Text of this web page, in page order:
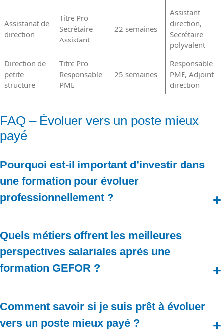
Assistanat de
direction
Titre Pro
Secrétaire
Assistant
22 semaines
Assistant
direction,
Secrétaire
polyvalent
Direction de
petite
structure
Titre Pro
Responsable
PME
25 semaines
Responsable
PME, Adjoint
direction
FAQ – Évoluer vers un poste mieux
payé
Pourquoi est-il important d’investir dans
une formation pour évoluer
professionnellement ?
Selon Pôle Emploi, les salariés ayant suivi une formation voient leur
rémunération augmenter en moyenne de
25 %
Les formations certifiantes, comme celles duGroupe GEFOR
facilitent les promotions internes ou la reconversion vers des métiers
Quels métiers offrent les meilleures
perspectives salariales après une
formation GEFOR ?
Gestionnaire de Paie peut atteindre50 000 € annuels
Comment savoir si je suis prêt à évoluer
vers un poste mieux payé ?